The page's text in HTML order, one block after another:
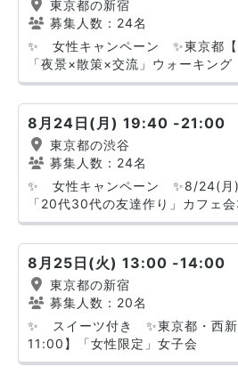
東京都の新宿
募集人数：24名
✨ 女性キャンペーン ✨東京都【
「夜景×散策×交流」ウォーキング
8月24日(月) 19:40 -21:00
東京都の渋谷
募集人数：24名
✨ 女性キャンペーン ✨8/24(月
「20代30代の友達作り」カフェ
8月25日(火) 13:00 -14:00
東京都の新宿
募集人数：20名
✨ スイーツ付き ✨東京都・西
11:00】「女性限定」女子会